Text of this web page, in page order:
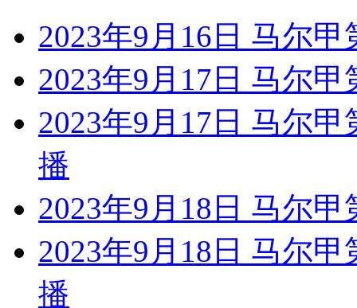
2023年9月16日 马尔
2023年9月17日 马尔
2023年9月17日 马尔
播
2023年9月18日 马尔
2023年9月18日 马尔
播